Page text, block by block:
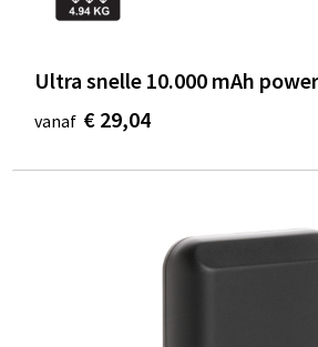
Ultra snelle 10.000 mAh
vanaf € 29,04